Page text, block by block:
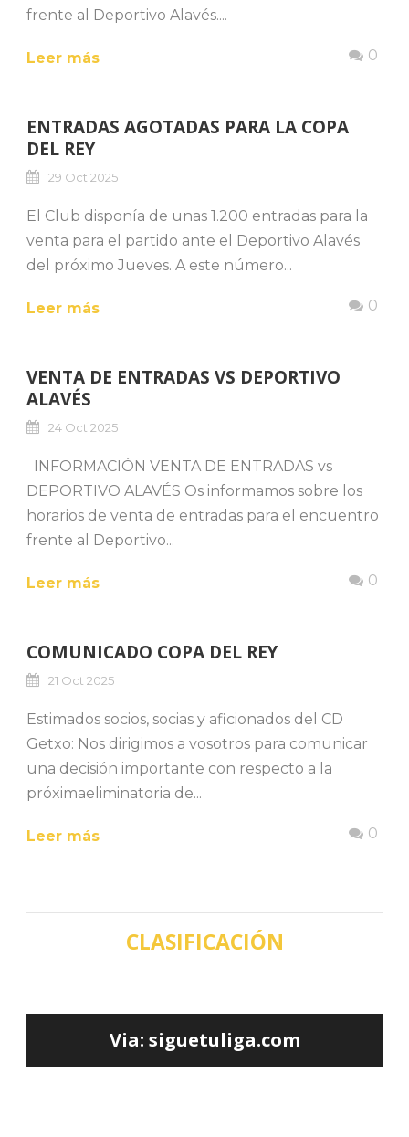
frente al Deportivo Alavés....
Leer más 0
ENTRADAS AGOTADAS PARA LA COPA
DEL REY
29 Oct 2025
El Club disponía de unas 1.200 entradas para la
venta para el partido ante el Deportivo Alavés
del próximo Jueves. A este número...
Leer más 0
VENTA DE ENTRADAS VS DEPORTIVO
ALAVÉS
24 Oct 2025
INFORMACIÓN VENTA DE ENTRADAS vs
DEPORTIVO ALAVÉS Os informamos sobre los
horarios de venta de entradas para el encuentro
frente al Deportivo...
Leer más 0
COMUNICADO COPA DEL REY
21 Oct 2025
Estimados socios, socias y aficionados del CD
Getxo: Nos dirigimos a vosotros para comunicar
una decisión importante con respecto a la
próximaeliminatoria de...
Leer más 0
CLASIFICACIÓN
Via: siguetuliga.com